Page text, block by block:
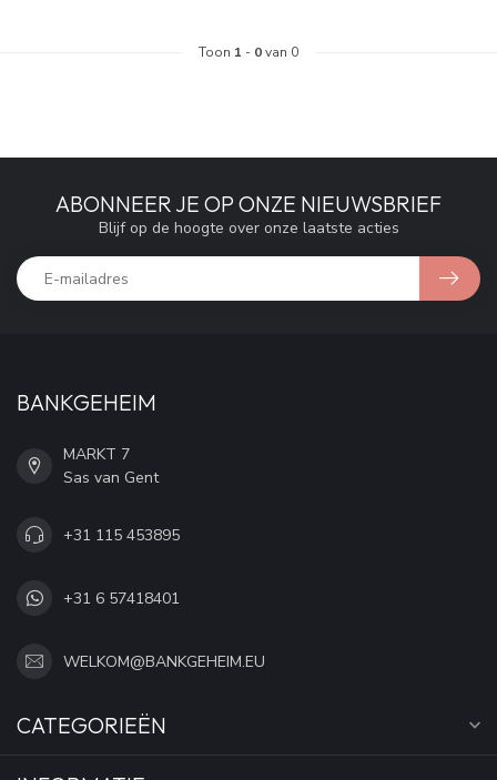
Toon 1 - 0van 0
ABONNEER JE OP ONZE NIEUWSBRIEF
Blijf op de hoogte over onze laatste acties
BANKGEHEIM
MARKT 7
Sas van Gent
+31 115 453895
+31 6 57418401
WELKOM@BANKGEHEIM.EU
CATEGORIEËN